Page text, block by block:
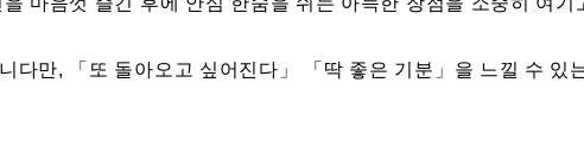
다만, 「또 돌아오고 싶어진다」 「딱 좋은 기분」을 느낄 수 있